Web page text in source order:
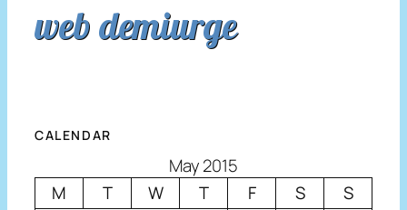
web demiurge
CALENDAR
May 2015
M
T W T F S
S